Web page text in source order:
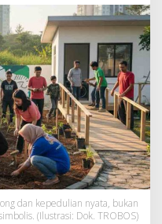
dan kepedulian nyata, bukan
(Ilustrasi: Dok. TROBOS)